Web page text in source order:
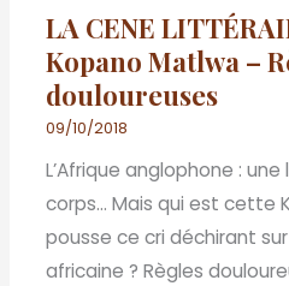
LA CENE
Kopano Matlwa –
douloureuses
09/10/2018
L’Afrique anglophone :
corps… Mais qui est cette
pousse ce cri déchirant
africaine ? Règles
09/10/18
:
Kopano
Matlwa
–
Règles
douloureuses